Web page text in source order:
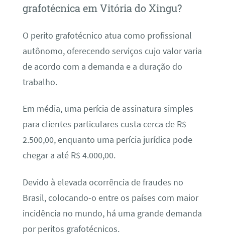
grafotécnica em Vitória do Xingu?
O perito grafotécnico atua como profissional
autônomo, oferecendo serviços cujo valor varia
de acordo com a demanda e a duração do
trabalho.
Em média, uma perícia de assinatura simples
para clientes particulares custa cerca de R$
2.500,00, enquanto uma perícia jurídica pode
chegar a até R$ 4.000,00.
Devido à elevada ocorrência de fraudes no
Brasil, colocando-o entre os países com maior
incidência no mundo, há uma grande demanda
por peritos grafotécnicos.